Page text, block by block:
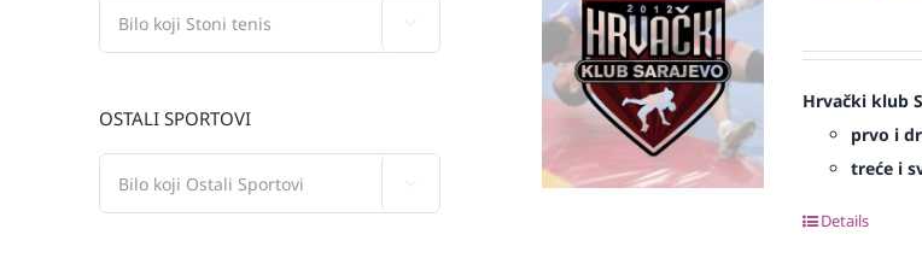
Hrvački klub
prvo i
treće i
Details
OSTALI SPORTOVI